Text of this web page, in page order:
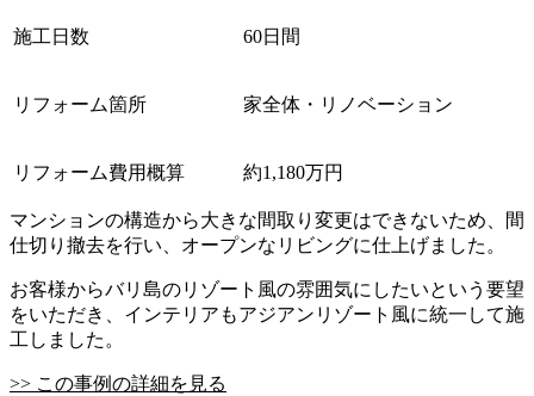
施工日数 60日間
リフォーム箇所 家全体・リノベーション
リフォーム費用概算 約1,180万円
マンションの構造から大きな間取り変更はできないため、間
仕切り撤去を行い、オープンなリビングに仕上げました。
お客様からバリ島のリゾート風の雰囲気にしたいという要望
をいただき、インテリアもアジアンリゾート風に統一して施
工しました。
>> この事例の詳細を見る